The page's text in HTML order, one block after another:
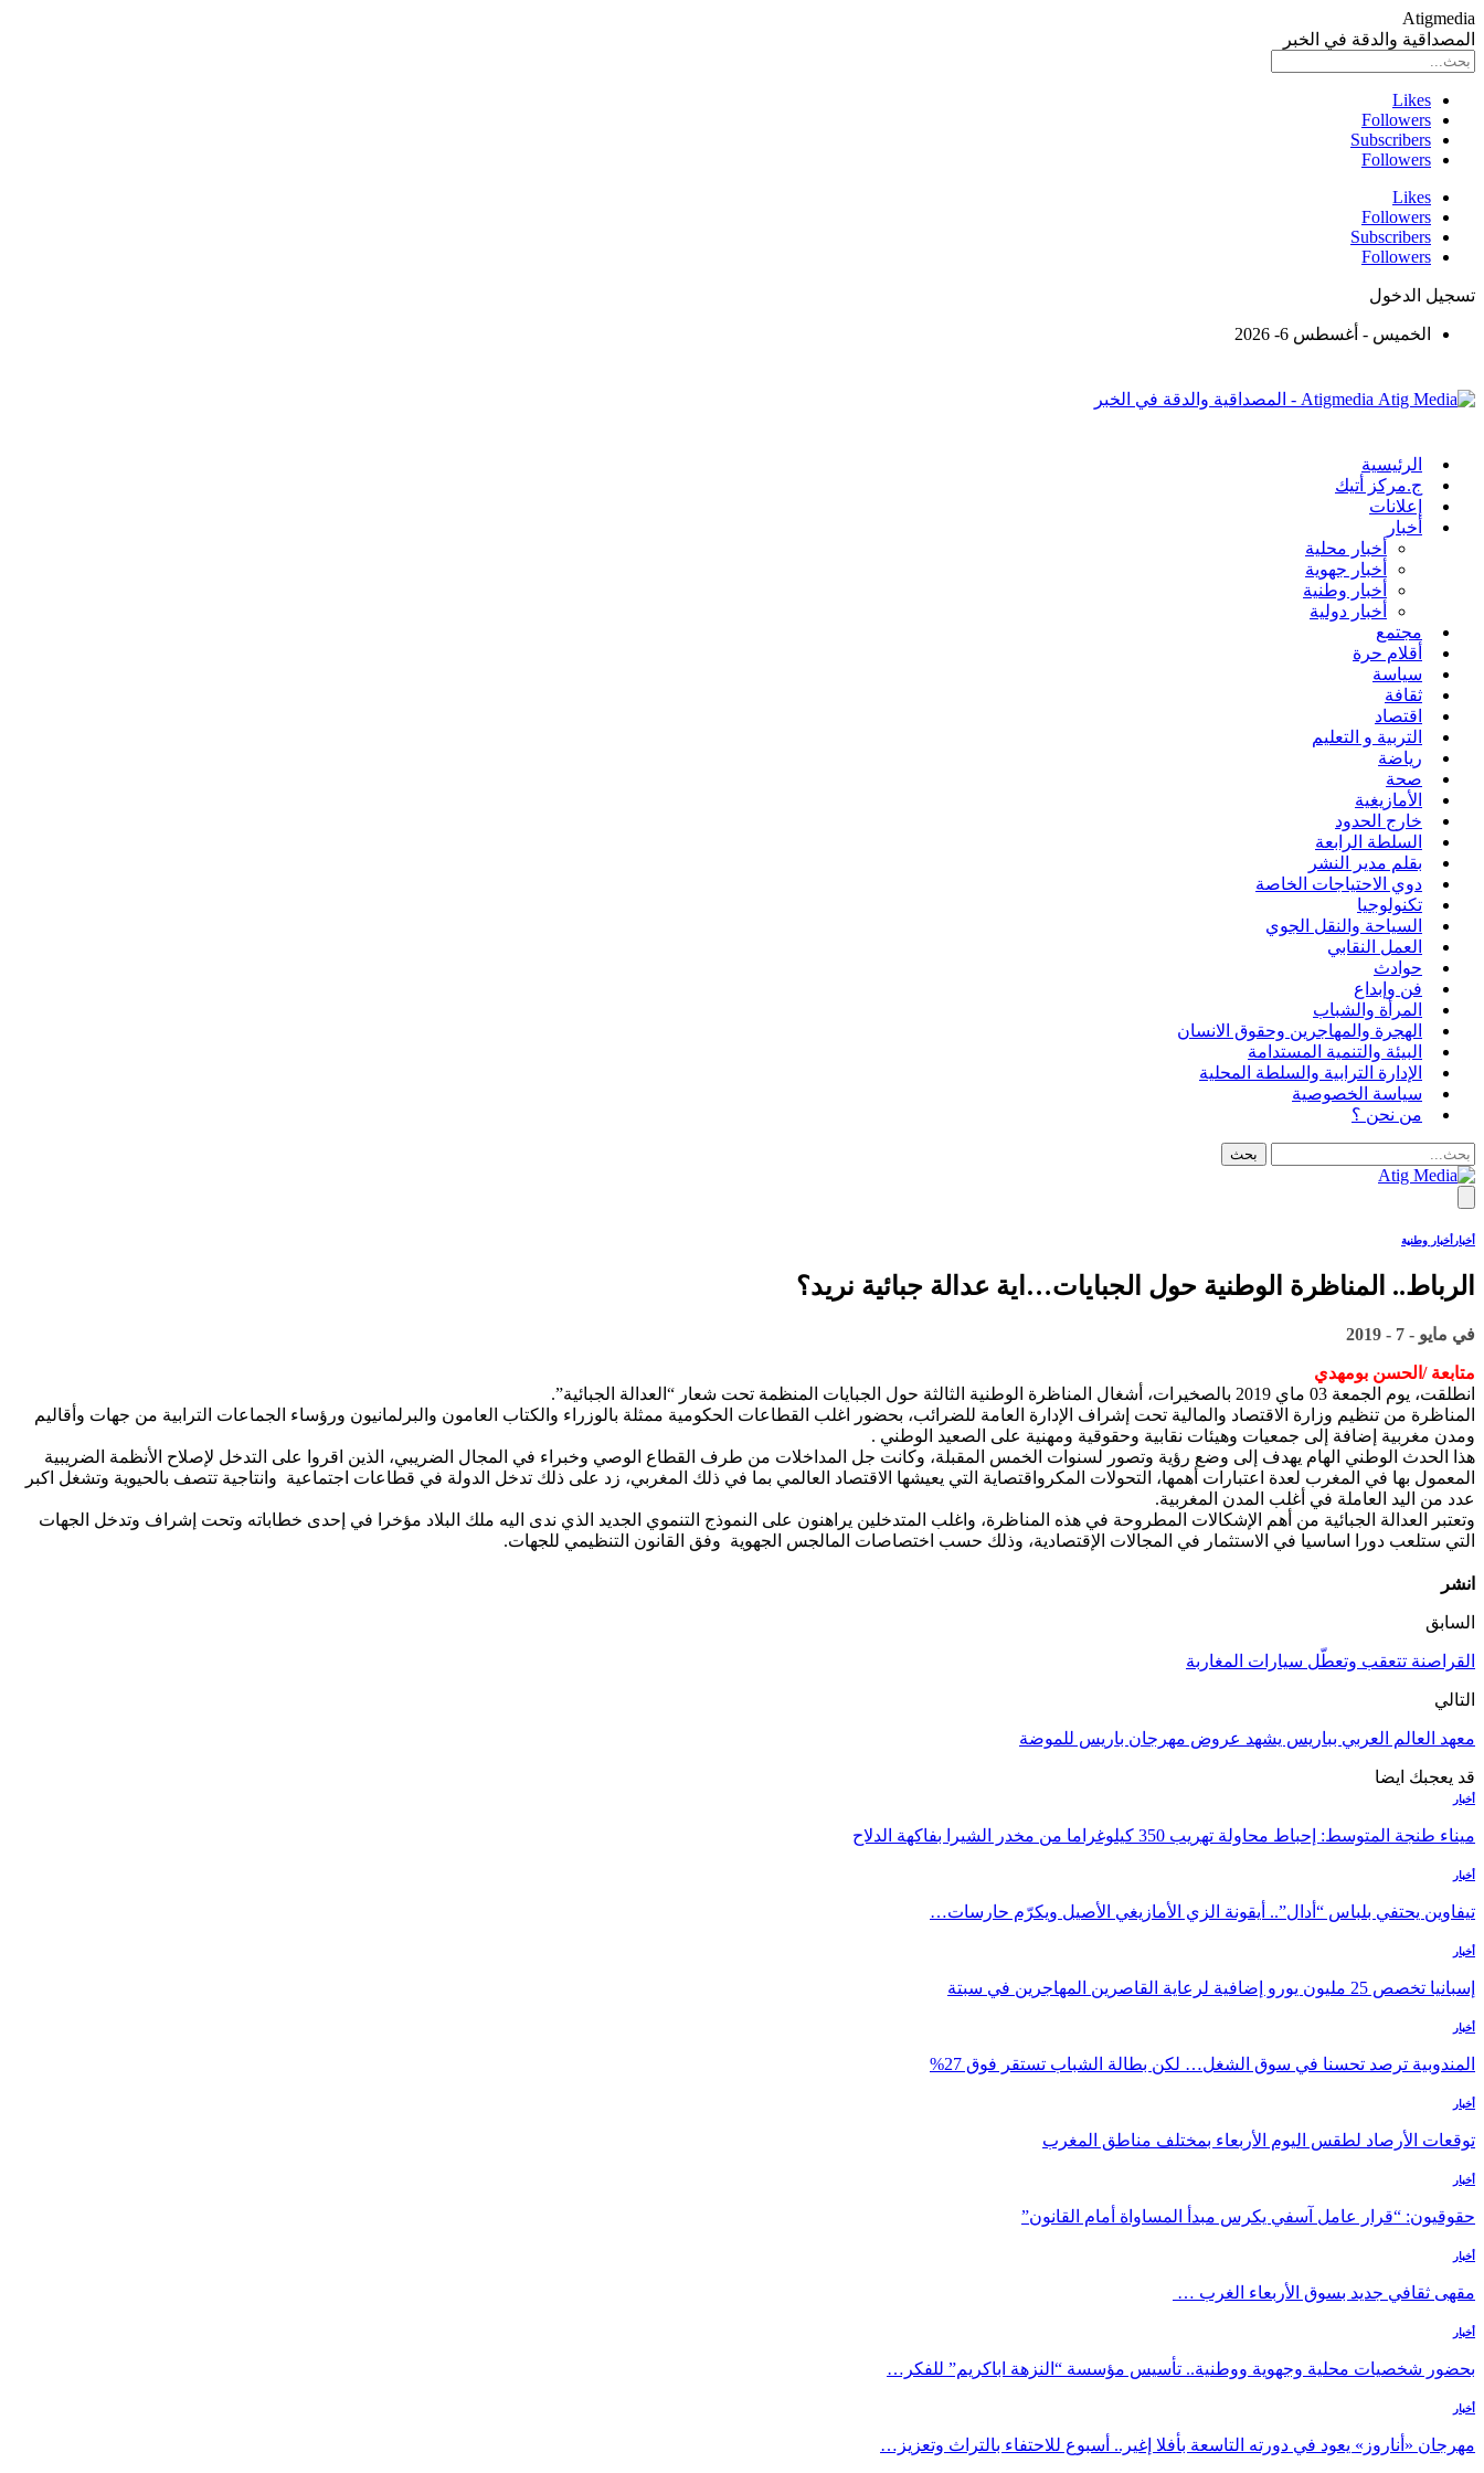
Atigmedia
المصداقية والدقة في الخبر
Likes
Followers
Subscribers
Followers
Likes
Followers
Subscribers
Followers
تسجيل الدخول
الخميس - أغسطس 6- 2026
Atigmedia - المصداقية والدقة في الخبر
الرئيسية
ج.مركز أتيك
إعلانات
أخبار
أخبار محلية
أخبار جهوية
أخبار وطنية
أخبار دولية
مجتمع
أقلام حرة
سياسة
ثقافة
اقتصاد
التربية و التعليم
رياضة
صحة
الأمازيغية
خارج الحدود
السلطة الرابعة
بقلم مدير النشر
دوي الاحتياجات الخاصة
تكنولوجيا
السياحة والنقل الجوي
العمل النقابي
حوادث
فن وإبداع
المرأة والشباب
الهجرة والمهاجرين وحقوق الانسان
البيئة والتنمية المستدامة
الإدارة الترابية والسلطة المحلية
سياسة الخصوصية
من نحن ؟
أخبار أخبار وطنية
الرباط.. المناظرة الوطنية حول الجبايات…اية عدالة جبائية نريد؟
في مايو - 7 - 2019
متابعة /الحسن بومهدي
انطلقت، يوم الجمعة 03 ماي 2019 بالصخيرات، أشغال المناظرة الوطنية الثالثة حول الجبايات المنظمة تحت شعار “العدالة الجبائية”.
المناظرة من تنظيم وزارة الاقتصاد والمالية تحت إشراف الإدارة العامة للضرائب، بحضور اغلب القطاعات الحكومية ممثلة بالوزراء والكتاب العامون والبرلمانيون ورؤساء الجماعات الترابية من جهات وأقاليم
ومدن مغربية إضافة إلى جمعيات وهيئات نقابية وحقوقية ومهنية على الصعيد الوطني .
هذا الحدث الوطني الهام يهدف إلى وضع رؤية وتصور لسنوات الخمس المقبلة، وكانت جل المداخلات من طرف القطاع الوصي وخبراء في المجال الضريبي، الذين اقروا على التدخل لإصلاح الأنظمة الضريبية
المعمول بها في المغرب لعدة اعتبارات أهمها، التحولات المكرواقتصاية التي يعيشها الاقتصاد العالمي بما في ذلك المغربي، زد على ذلك تدخل الدولة في قطاعات اجتماعية وانتاجية تتصف بالحيوية وتشغل اكبر
عدد من اليد العاملة في أغلب المدن المغربية.
وتعتبر العدالة الجبائية من أهم الإشكالات المطروحة في هذه المناظرة، واغلب المتدخلين يراهنون على النموذج التنموي الجديد الذي ندى اليه ملك البلاد مؤخرا في إحدى خطاباته وتحت إشراف وتدخل الجهات
التي ستلعب دورا اساسيا في الاستثمار في المجالات الإقتصادية، وذلك حسب اختصاصات المالجس الجهوية وفق القانون التنظيمي للجهات.
انشر
السابق
القراصنة تتعقب وتعطّل سيارات المغاربة
التالي
معهد العالم العربي بباريس يشهد عروض مهرجان باريس للموضة
قد يعجبك ايضا
أخبار
ميناء طنجة المتوسط: إحباط محاولة تهريب 350 كيلوغراما من مخدر الشيرا بفاكهة الدلاح
أخبار
تيفاوين يحتفي بلباس “أدال”.. أيقونة الزي الأمازيغي الأصيل ويكرّم حارسات…
أخبار
إسبانيا تخصص 25 مليون يورو إضافية لرعاية القاصرين المهاجرين في سبتة
أخبار
المندوبية ترصد تحسنا في سوق الشغل… لكن بطالة الشباب تستقر فوق 27%
أخبار
توقعات الأرصاد لطقس اليوم الأربعاء بمختلف مناطق المغرب
أخبار
حقوقيون: “قرار عامل آسفي يكرس مبدأ المساواة أمام القانون”
أخبار
مقهى ثقافي جديد بسوق الأربعاء الغرب …
أخبار
بحضور شخصيات محلية وجهوية ووطنية.. تأسيس مؤسسة “النزهة اباكريم” للفكر…
أخبار
مهرجان «أناروز» يعود في دورته التاسعة بأفلا إغير.. أسبوع للاحتفاء بالتراث وتعزيز…